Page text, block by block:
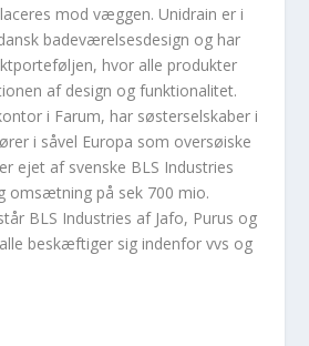
mod væggen. Unidrain er i
badeværelsesdesign og har
hvor alle produkter
af design og funktionalitet.
i Farum, har søsterselskaber i
i såvel Europa som oversøiske
ejet af svenske BLS Industries
omsætning på sek 700 mio.
BLS Industries af Jafo, Purus og
beskæftiger sig indenfor vvs og